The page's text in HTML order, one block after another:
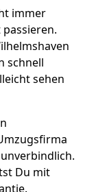
immer
schnell
sehen
Du mit